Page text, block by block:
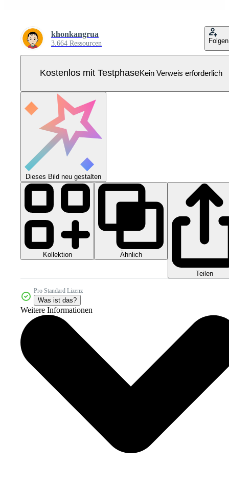
khonkangrua
3.664 Ressourcen Folgen
Kostenlos mit TestphaseKein Verweis erforderlich
Dieses Bild neu gestalten
Kollektion Ähnlich
Teilen
Pro Standard Lizenz
Was ist das?
Weitere Informationen